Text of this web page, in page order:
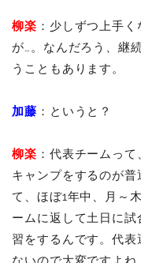
柳楽 ：少しずつ上手
が…。なんだろう、継
うこともあります。
加藤 ：というと？
柳楽 ：代表チームっ
キャンプをするのが
て、ほぼ1年中、月～
ームに返して土日に
習をするんです。代